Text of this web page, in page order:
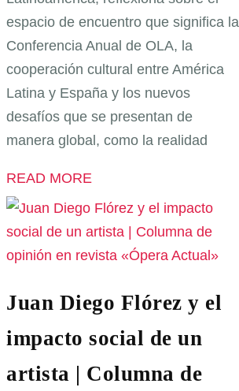
espacio de encuentro que significa la
Conferencia Anual de OLA, la
cooperación cultural entre América
Latina y España y los nuevos
desafíos que se presentan de
manera global, como la realidad
READ MORE
Juan Diego Flórez y el
impacto social de un
artista | Columna de